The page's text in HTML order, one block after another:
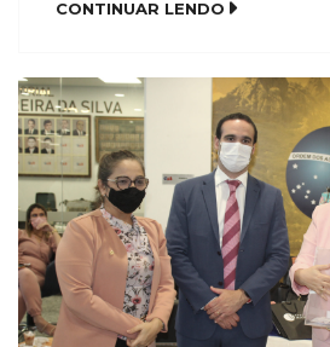
presidente da CAACE, Lucas
também participou da cerimônia
Conselho […]
CONTINUAR LENDO